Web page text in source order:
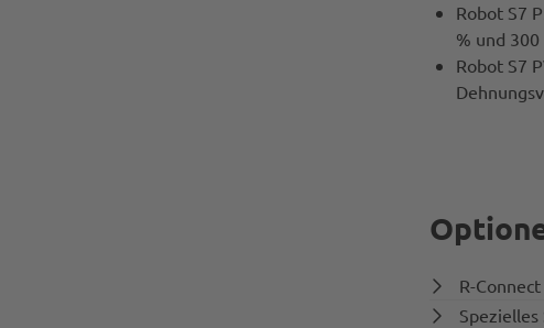
Robot S7
% und
Robot S7
R-Connect